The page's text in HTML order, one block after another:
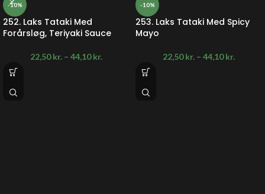
-10%
252. Laks Tataki Med
Forårsløg, Teriyaki Sauce
22,50kr. – 44,10kr.
-10%
253. Laks Tataki Med Spicy
Mayo
22,50kr. – 44,10kr.